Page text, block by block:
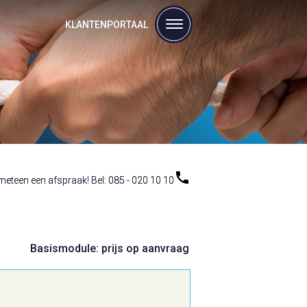
KLANTENPORTAAL
een afspraak! Bel: 085 - 020 10 10
een afspraak! Bel: 085 - 020 10 10
Basismodule: prijs op aanvraag